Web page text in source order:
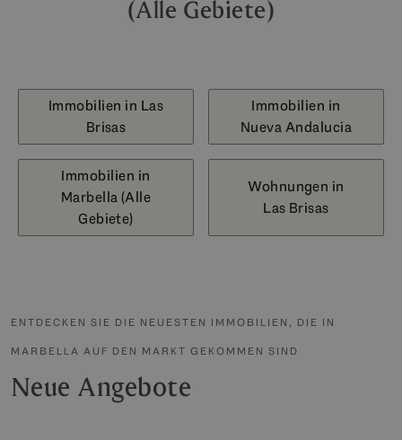
(Alle Gebiete)
Immobilien in Las
Brisas
Immobilien in
Nueva Andalucia
Immobilien in
Marbella (Alle
Gebiete)
Wohnungen in
Las Brisas
ENTDECKEN SIE DIE NEUESTEN IMMOBILIEN, DIE IN
MARBELLA AUF DEN MARKT GEKOMMEN SIND
Neue Angebote